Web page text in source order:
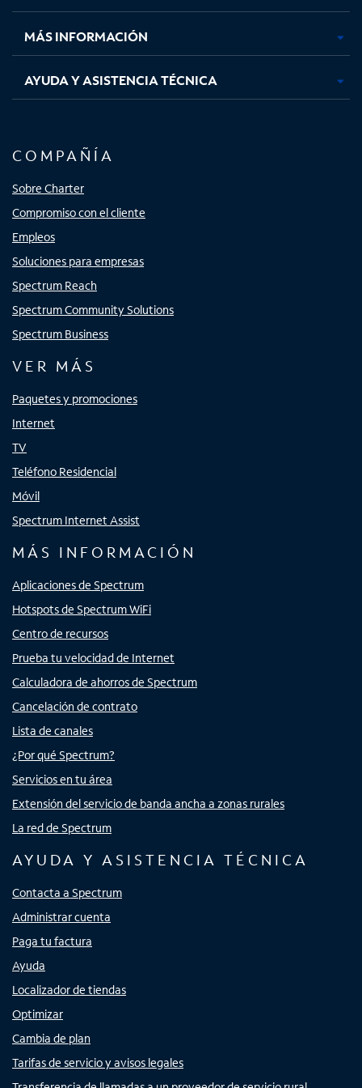
nuevanuevanuevanueva
MÁS INFORMACIÓN
AYUDA Y ASISTENCIA TÉCNICA
COMPAÑÍA
Sobre Charter
Compromiso con el cliente
Empleos
Soluciones para empresas
Spectrum Reach
Spectrum Community Solutions
Spectrum Business
VER MÁS
Paquetes y promociones
Internet
TV
Teléfono Residencial
Móvil
Spectrum Internet Assist
MÁS INFORMACIÓN
Aplicaciones de Spectrum
Hotspots de Spectrum WiFi
Centro de recursos
Prueba tu velocidad de Internet
Calculadora de ahorros de Spectrum
Cancelación de contrato
Lista de canales
¿Por qué Spectrum?
Servicios en tu área
Extensión del servicio de banda ancha a zonas rurales
La red de Spectrum
AYUDA Y ASISTENCIA TÉCNICA
Contacta a Spectrum
Administrar cuenta
Paga tu factura
Ayuda
Localizador de tiendas
Optimizar
Cambia de plan
Tarifas de servicio y avisos legales